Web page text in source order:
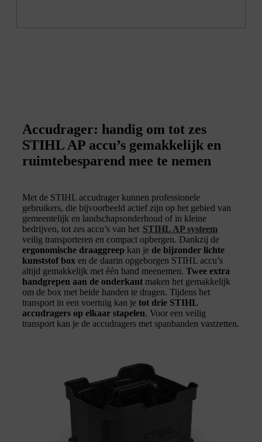
Accudrager: handig om tot zes
STIHL AP accu’s gemakkelijk en
ruimtebesparend mee te nemen
Met de STIHL accudrager kunnen professionele
gebruikers, die bijvoorbeeld actief zijn op het gebied van
gemeentelijk en landschapsonderhoud of in kleine
bedrijven, tot zes accu’s van het STIHL AP systeem
veilig transporteren en compact opbergen. Dankzij de
ergonomische draaggreep kan je de bijzonder lichte
kunststof box en de daarin opgeborgen STIHL accu’s
altijd gemakkelijk met één hand meenemen. Twee extra
handgrepen aan de onderkant maken het gemakkelijk
om de box met beide handen te dragen. Tijdens het
transport in een voertuig kan je tot drie STIHL
accudragers op elkaar stapelen. Voor een veilig
transport kan je de accudragers met spanbanden vastzetten.